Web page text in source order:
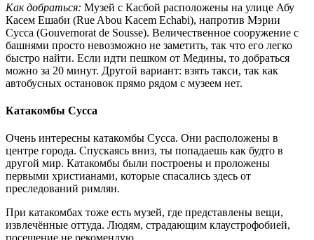
Как добраться: Музей с Касбой расположены на улице Абу
Касем Ешаби (Rue Abou Kacem Echabi), напротив Мэрии
Сусса (Gouvernorat de Sousse). Величественное сооружение с
башнями просто невозможно не заметить, так что его легко
быстро найти. Если идти пешком от Медины, то добраться
можно за 20 минут. Другой вариант: взять такси, так как
автобусных остановок прямо рядом с музеем нет.
Катакомбы Сусса
Очень интересны катакомбы Сусса. Они расположены в
центре города. Спускаясь вниз, ты попадаешь как будто в
другой мир. Катакомбы были построены и проложены
первыми христианами, которые спасались здесь от
преследований римлян.
При катакомбах тоже есть музей, где представлены вещи,
извлечённые оттуда. Людям, страдающим клаустрофобией,